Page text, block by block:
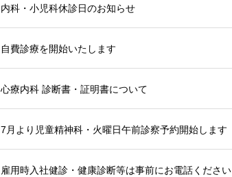
内科・小児科休診日のお知らせ
自費診療を開始いたします
心療内科 診断書・証明書について
7月より児童精神科・火曜日午前診察予約開始します
雇用時入社健診・健康診断等は事前にお電話ください